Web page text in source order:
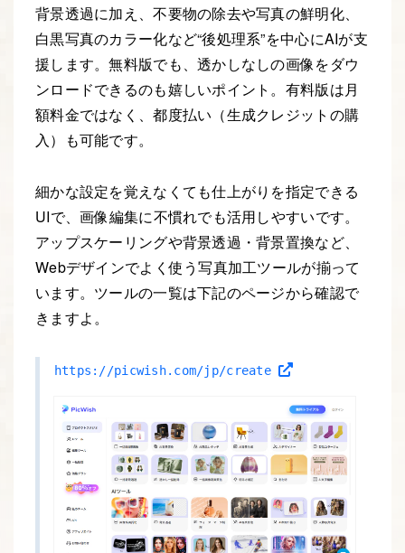
背景透過に加え、不要物の除去や写真の鮮明化、
白黒写真のカラー化など“後処理系”を中心にAIが支
援します。無料版でも、透かしなしの画像をダウ
ンロードできるのも嬉しいポイント。有料版は月
額料金ではなく、都度払い（生成クレジットの購
入）も可能です。
細かな設定を覚えなくても仕上がりを指定できる
UIで、画像編集に不慣れでも活用しやすいです。
アップスケーリングや背景透過・背景置換など、
Webデザインでよく使う写真加工ツールが揃って
います。ツールの一覧は下記のページから確認で
きますよ。
https://picwish.com/jp/create